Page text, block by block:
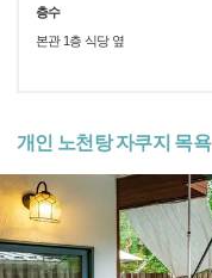
층수
본관 1층 식당 옆
개인 노천탕 자쿠지 목욕